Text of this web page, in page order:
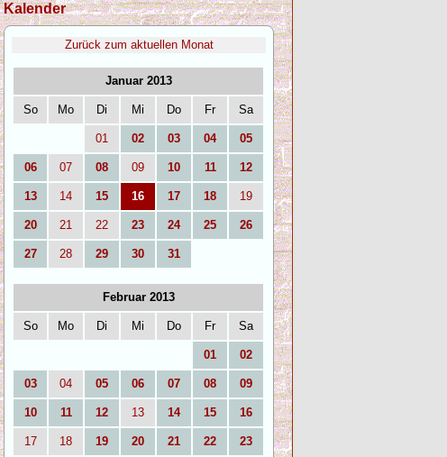
Kalender
Zurück zum aktuellen Monat
Januar 2013
So Mo Di Mi Do Fr Sa
01 02 03 04 05
06 07 08 09 10 11 12
13 14 15 16 17 18 19
20 21 22 23 24 25 26
27 28 29 30 31
Februar 2013
So Mo Di Mi Do Fr Sa
01 02
03 04 05 06 07 08 09
10 11 12 13 14 15 16
17 18 19 20 21 22 23